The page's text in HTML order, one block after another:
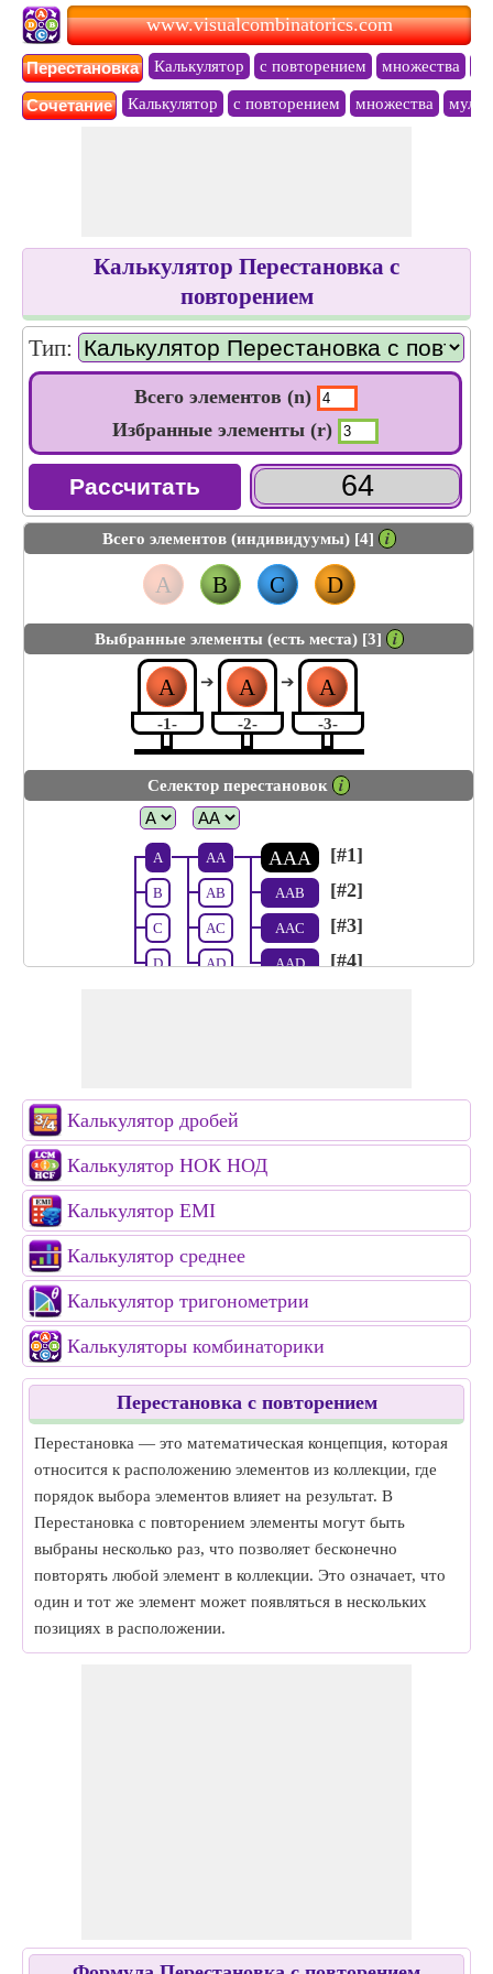
www.visualcombinatorics.com
Перестановкa Калькулятор с повторением множества
Сочетание Калькулятор с повторением множества
Калькулятор Перестановка с
повторением
Тип:
Всего элементов (n)
Избранные элементы (r)
Всего элементов (индивидуумы) [4] 𝒊
A B C D
Выбранные элементы (есть места) [3] 𝒊
A
-1-
➔ A
-2-
➔ A
-3-
Селектор перестановок 𝒊
A
B
C
D
AA
AB
AC
AD
AAA
AAB
AAC
AAD
[#1]
[#2]
[#3]
[#4]
Калькулятор дробей
Калькулятор НОК НОД
Калькулятор EMI
Калькулятор среднее
Калькулятор тригонометрии
Калькуляторы комбинаторики
Перестановка с повторением
Перестановка — это математическая концепция, которая
относится к расположению элементов из коллекции, где
порядок выбора элементов влияет на результат. В
Перестановка с повторением элементы могут быть
выбраны несколько раз, что позволяет бесконечно
повторять любой элемент в коллекции. Это означает, что
один и тот же элемент может появляться в нескольких
позициях в расположении.